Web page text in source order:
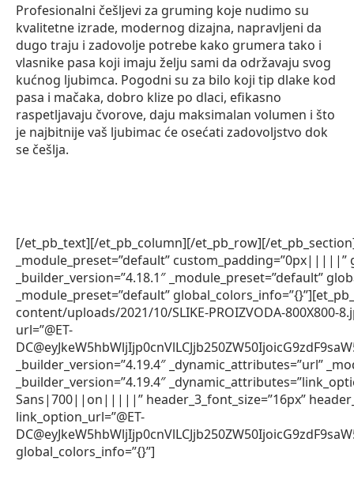
Profesionalni češljevi za gruming koje nudimo su
kvalitetne izrade, modernog dizajna, napravljeni da
dugo traju i zadovolje potrebe kako grumera tako i
vlasnike pasa koji imaju želju sami da održavaju svog
kućnog ljubimca. Pogodni su za bilo koji tip dlake kod
pasa i mačaka, dobro klize po dlaci, efikasno
raspetljavaju čvorove, daju maksimalan volumen i što
je najbitnije vaš ljubimac će osećati zadovoljstvo dok
se češlja.
[/et_pb_text][/et_pb_column][/et_pb_row][/
_module_preset=”default” custom_padding=”0px|||||”
_builder_version=”4.18.1″ _module_preset=”default”
_module_preset=”default”
content/uploads/2021/10/SLIKE-PROIZVODA-800X800-
url=”@ET-
_builder_version=”4.19.4″ _dynamic_attributes=”url”
_builder_version=”4.19.4″
Sans|700||on|||||” header_3_font_size=”16px”
link_option_url=”@ET-
global_colors_info=”{}”]